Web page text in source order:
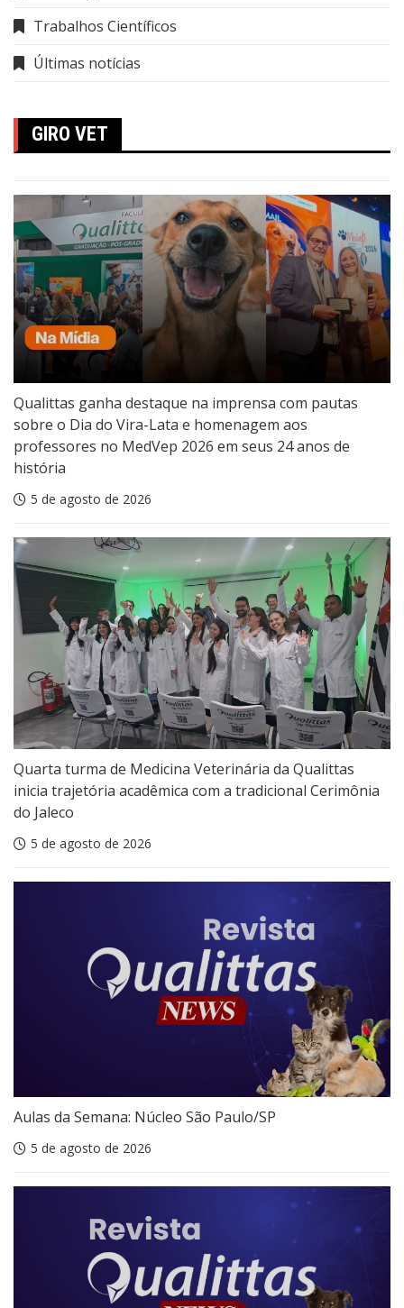
Trabalhos Científicos
Últimas notícias
GIRO VET
Qualittas ganha destaque na imprensa com pautas
sobre o Dia do Vira-Lata e homenagem aos
professores no MedVep 2026 em seus 24 anos de
história
5 de agosto de 2026
Quarta turma de Medicina Veterinária da Qualittas
inicia trajetória acadêmica com a tradicional Cerimônia
do Jaleco
5 de agosto de 2026
Aulas da Semana: Núcleo São Paulo/SP
5 de agosto de 2026